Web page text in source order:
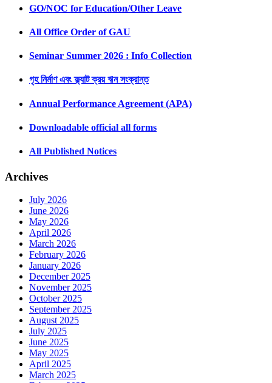
GO/NOC for Education/Other Leave
All Office Order of GAU
Seminar Summer 2026 : Info Collection
গৃহ নির্মাণ এবং ফ্ল্যাট ক্রয় ঋন সংক্রান্ত
Annual Performance Agreement (APA)
Downloadable official all forms
All Published Notices
Archives
July 2026
June 2026
May 2026
April 2026
March 2026
February 2026
January 2026
December 2025
November 2025
October 2025
September 2025
August 2025
July 2025
June 2025
May 2025
April 2025
March 2025